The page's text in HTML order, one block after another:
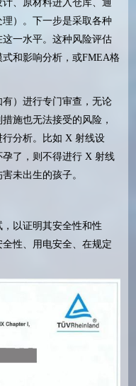
、原材料进入仓库、通
）。下一步是采取各种
一水平。这种风险评估
和影响分析，或FMEA格
）进行专门审查，无论
施也无法接受的风险，
分析。比如 X 射线设
了，则不得进行X 射线
未出生的孩子。
以证明其安全性和性
性、用电安全、在规定